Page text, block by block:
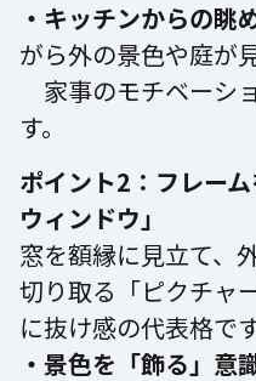
・キッチンからの眺
がら外の景色や庭が
家事のモチベーシ
す。
ポイント2：フレー
ウィンドウ」
窓を額縁に見立て、
切り取る「ピクチャ
に抜け感の代表格です
・景色を「飾る」意